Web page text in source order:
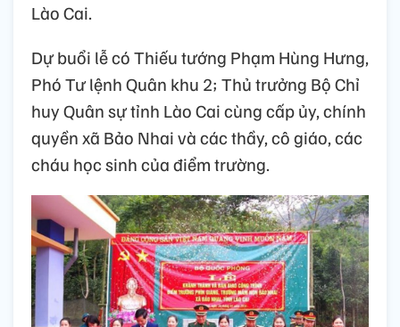
Lào Cai.
Dự buổi lễ có Thiếu tướng Phạm Hùng Hưng,
Phó Tư lệnh Quân khu 2; Thủ trưởng Bộ Chỉ
huy Quân sự tỉnh Lào Cai cùng cấp ủy, chính
quyền xã Bảo Nhai và các thầy, cô giáo, các
cháu học sinh của điểm trường.